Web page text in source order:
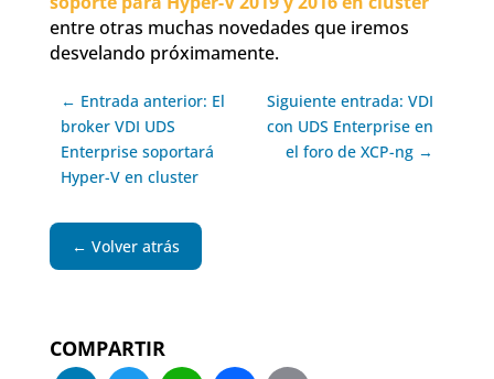
entre otras muchas novedades que iremos
desvelando próximamente.
← Entrada anterior: El
broker VDI UDS
Enterprise soportará
Hyper-V en cluster
Siguiente entrada: VDI
con UDS Enterprise en
el foro de XCP-ng →
← Volver atrás
COMPARTIR